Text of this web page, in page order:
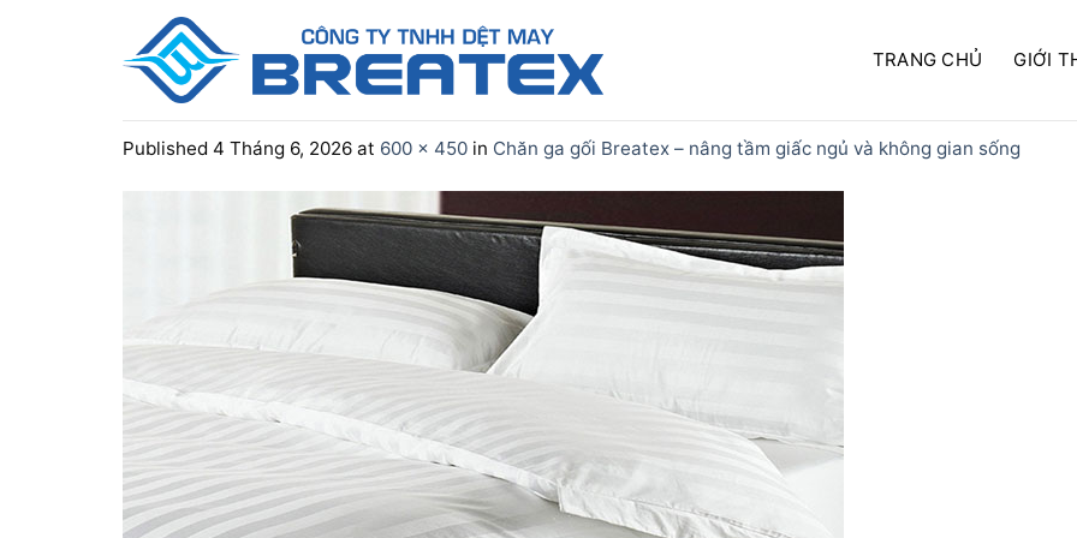
TRANG CHỦ GIỚI
Published 4 Tháng 6, 2026 at 600 × 450 in Chăn ga gối Breatex – nâng tầm giấc ngủ và không gian sống